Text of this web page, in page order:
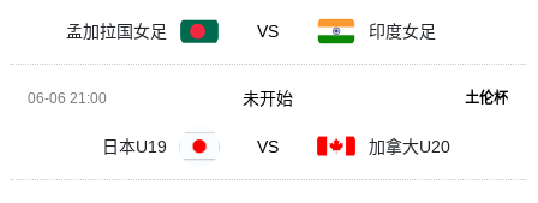
孟加拉国女足 VS 印度女足
06-06 21:00 土伦杯
日本U19 VS 加拿大U20
未开始